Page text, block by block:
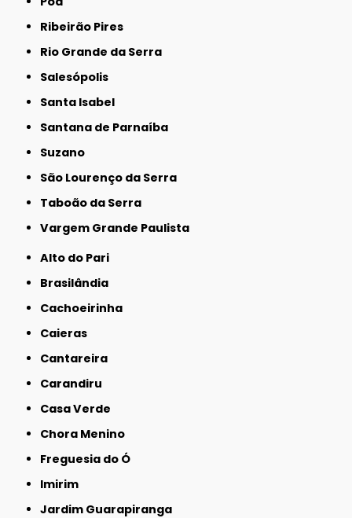
Ribeirão Pires
Rio Grande da Serra
Salesópolis
Santa Isabel
Santana de Parnaíba
Suzano
São Lourenço da Serra
Taboão da Serra
Vargem Grande Paulista
Alto do Pari
Brasilândia
Cachoeirinha
Caieras
Cantareira
Carandiru
Casa Verde
Chora Menino
Freguesia do Ó
Imirim
Jardim Guarapiranga